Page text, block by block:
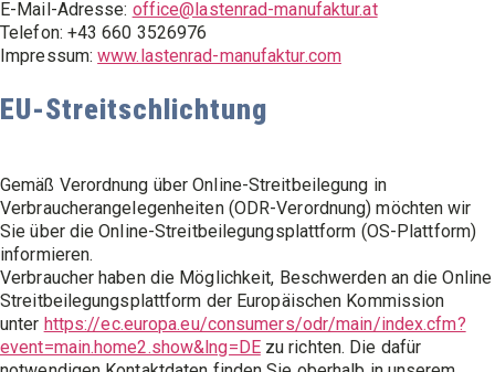
E-Mail-Adresse: office@lastenrad-manufaktur.at
Telefon: +43 660 3526976
Impressum:www.lastenrad-manufaktur.com
EU-Streitschlichtung
Gemäß Verordnung über Online-Streitbeilegung in
Verbraucherangelegenheiten (ODR-Verordnung) möchten wir
Sie über die Online-Streitbeilegungsplattform (OS-Plattform)
informieren.
Verbraucher haben die Möglichkeit, Beschwerden an die Online
Streitbeilegungsplattform der Europäischen Kommission
unter https://ec.europa.eu/consumers/odr/main/index.cfm?
event=main.home2.show&lng=DEzu richten. Die dafür